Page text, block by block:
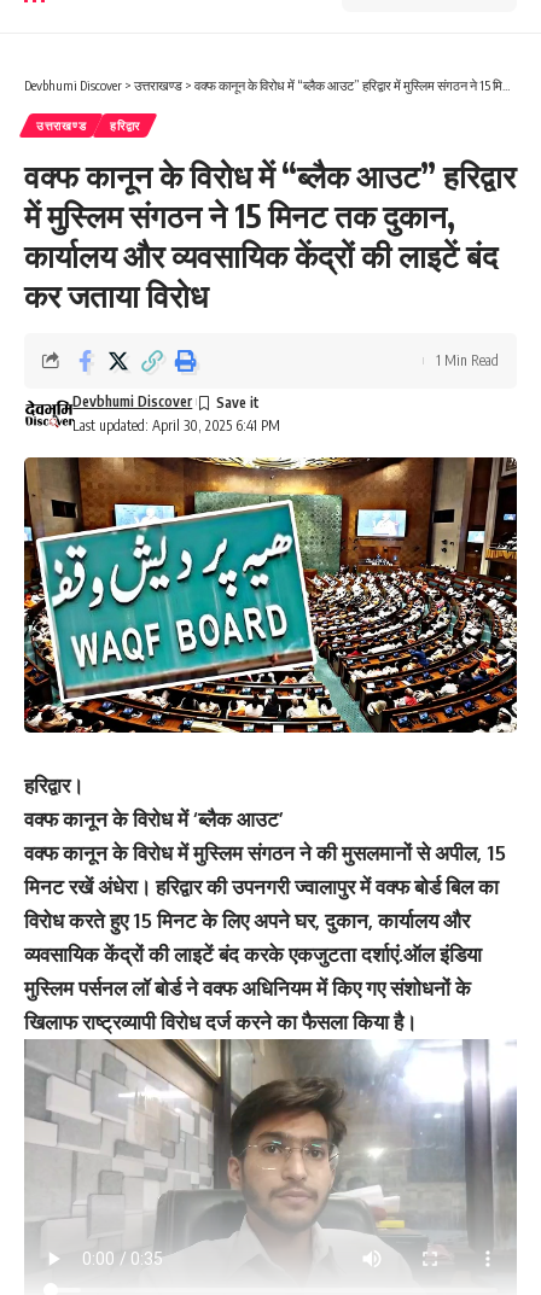
Devbhumi Discover > उत्तराखण्ड > वक्फ कानून के विरोध में “ब्लैक आउट” हरिद्वार में मुस्लिम संगठन ने 15 मिनट तक दुकान, कार्यालय और व्यवसायिक केंद्रों की लाइटें बंद कर जताया विरोध
उत्तराखण्ड हरिद्वार
वक्फ कानून के विरोध में “ब्लैक आउट” हरिद्वार
में मुस्लिम संगठन ने 15 मिनट तक दुकान,
कार्यालय और व्यवसायिक केंद्रों की लाइटें बंद
कर जताया विरोध
Last updated: April 30, 2025 6:41 PM
Devbhumi Discover
1 Min Read
हरिद्वार।
वक्फ कानून के विरोध में ‘ब्लैक आउट’
वक्फ कानून के विरोध में मुस्लिम संगठन ने की मुसलमानों से अपील, 15
मिनट रखें अंधेरा। हरिद्वार की उपनगरी ज्वालापुर में वक्फ बोर्ड बिल का
विरोध करते हुए 15 मिनट के लिए अपने घर, दुकान, कार्यालय और
व्यवसायिक केंद्रों की लाइटें बंद करके एकजुटता दर्शाएं.ऑल इंडिया
मुस्लिम पर्सनल लॉ बोर्ड ने वक्फ अधिनियम में किए गए संशोधनों के
खिलाफ राष्ट्रव्यापी विरोध दर्ज करने का फैसला किया है।